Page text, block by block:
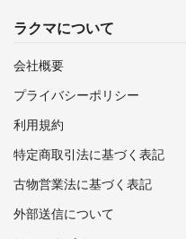
ラクマについて
会社概要
プライバシーポリシー
利用規約
特定商取引法に基づく表記
古物営業法に基づく表記
外部送信について